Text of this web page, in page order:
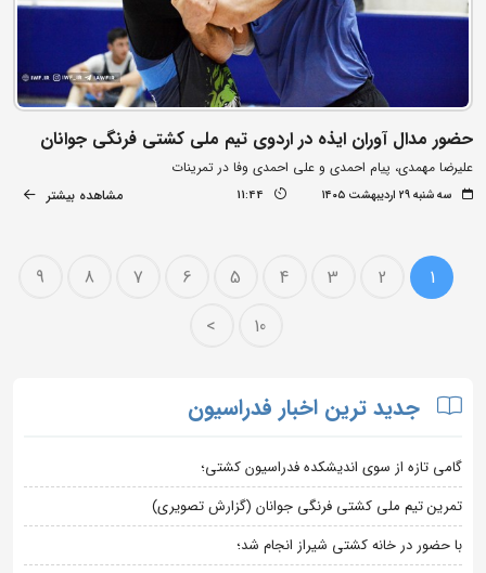
حضور مدال آوران ایذه در اردوی تیم ملی کشتی فرنگی جوانان
علیرضا مهمدی، پیام احمدی و علی احمدی وفا در تمرینات
سه شنبه ۲۹ اردیبهشت ۱۴۰۵ 11:44 مشاهده بیشتر
1
2
3
4
5
6
7
8
9
10
>
جدید ترین اخبار فدراسیون
گامی تازه از سوی اندیشکده فدراسیون کشتی؛
تمرین تیم ملی کشتی فرنگی جوانان (گزارش تصویری)
با حضور در خانه کشتی شیراز انجام شد؛